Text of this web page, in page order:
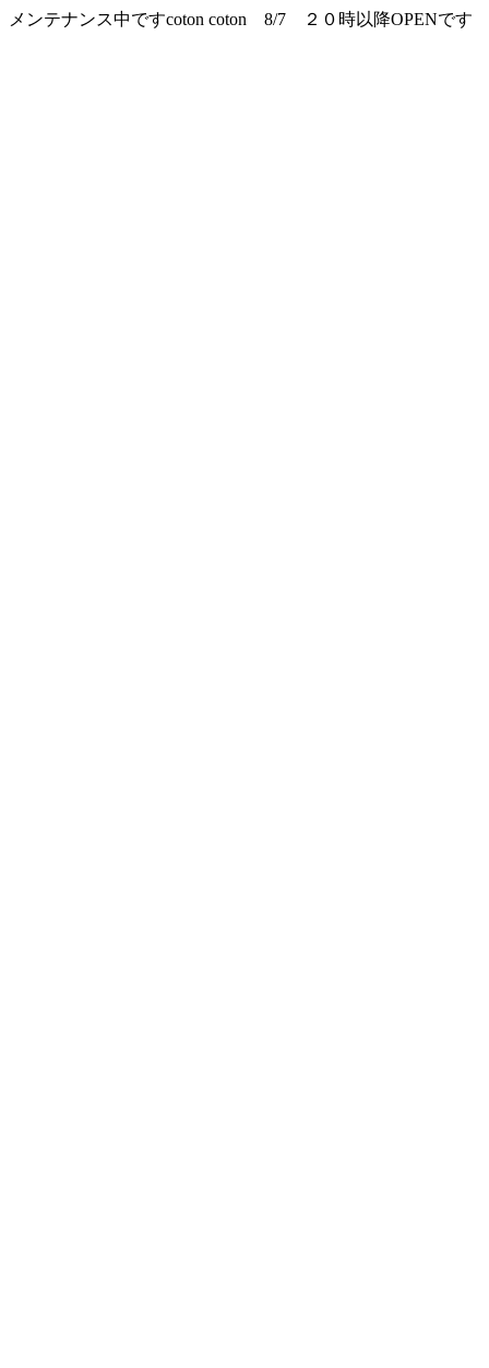
メンテナンス中ですcoton coton 8/7 ２０時以降OPENです